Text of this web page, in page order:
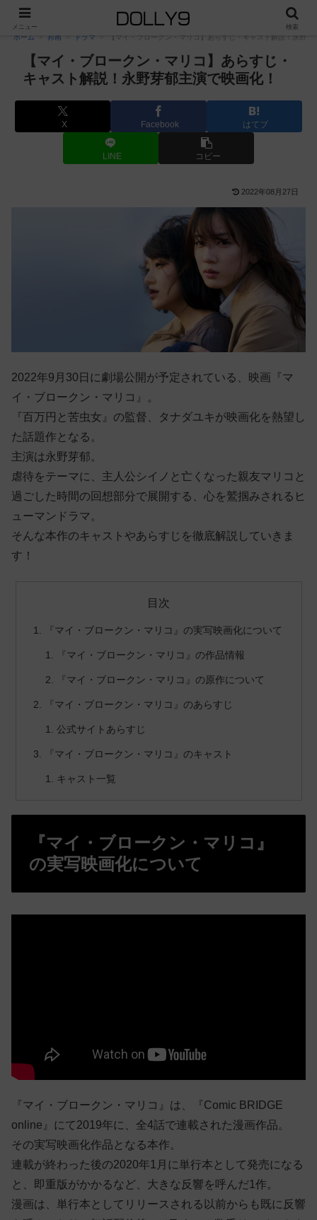
PR
ホーム 邦画 ドラマ 【マイ・ブロークン・マリコ】あらすじ・キャスト解説！永野芽
【マイ・ブロークン・マリコ】あらすじ・
キャスト解説！永野芽郁主演で映画化！
X Facebook はてブ
LINE コピー
2022年08月27日
2022年9月30日に劇場公開が予定されている、映画『マ
イ・ブロークン・マリコ』。
『百万円と苦虫女』の監督、タナダユキが映画化を熱望し
た話題作となる。
主演は永野芽郁。
虐待をテーマに、主人公シイノと亡くなった親友マリコと
過ごした時間の回想部分で展開する、心を鷲掴みされるヒ
ューマンドラマ。
そんな本作のキャストやあらすじを徹底解説していきま
す！
目次
『マイ・ブロークン・マリコ』の実写映画化について
『マイ・ブロークン・マリコ』の作品情報
『マイ・ブロークン・マリコ』の原作について
『マイ・ブロークン・マリコ』のあらすじ
公式サイトあらすじ
『マイ・ブロークン・マリコ』のキャスト
キャスト一覧
『マイ・ブロークン・マリコ』
の実写映画化について
『マイ・ブロークン・マリコ』は、『Comic BRIDGE
online』にて2019年に、全4話で連載された漫画作品。
その実写映画化作品となる本作。
連載が終わった後の2020年1月に単行本として発売になる
と、即重版がかかるなど、大きな反響を呼んだ1作。
漫画は、単行本としてリリースされる以前からも既に反響
メニュー 検索